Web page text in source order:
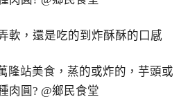
軟，還是吃的到炸酥酥的口感